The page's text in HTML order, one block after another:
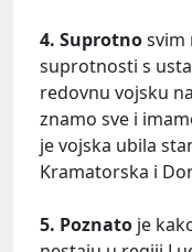
4. Suprotnosvim
suprotnosti s
redovnu vojsku
znamo sve i
je vojska ubila
Kramatorska i
5. Poznato je